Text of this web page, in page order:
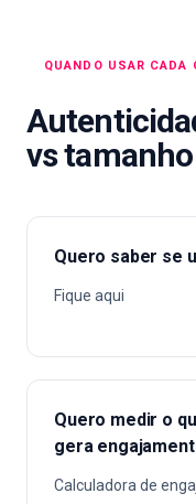
QUANDO USAR CADA
vs tamanho
Quero saber se
Fique aqui
Quero medir o
gera
Calculadora de